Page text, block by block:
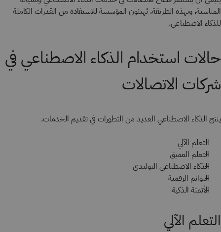
المناسبة، وبهذه الطريقة، يُهيئون المؤسسة للاستفادة من القدرات الكاملة
للذكاء الاصطناعي.
حالات استخدام الذكاء الاصطناعي في
شركات الاتصالات
ينتج الذكاء الاصطناعي العديد من التطورات في تقديم الخدمات.
التعلم الآلي
التعلم العميق
الذكاء الاصطناعي التوليدي
التوائم الرقمية
الأتمتة الذكية
التعلم الآلي